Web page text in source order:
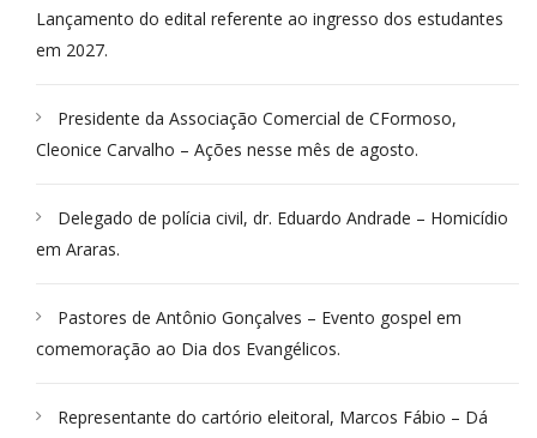
Lançamento do edital referente ao ingresso dos estudantes
em 2027.
Presidente da Associação Comercial de CFormoso,
Cleonice Carvalho – Ações nesse mês de agosto.
Delegado de polícia civil, dr. Eduardo Andrade – Homicídio
em Araras.
Pastores de Antônio Gonçalves – Evento gospel em
comemoração ao Dia dos Evangélicos.
Representante do cartório eleitoral, Marcos Fábio – Dá